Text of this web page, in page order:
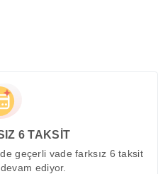
6 TAKSİT
geçerli vade farksız 6 taksit
ediyor.